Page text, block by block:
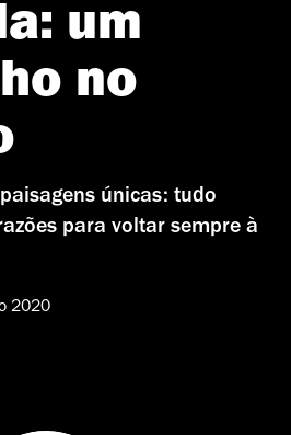
um
no
únicas: tudo
para voltar sempre à
2020